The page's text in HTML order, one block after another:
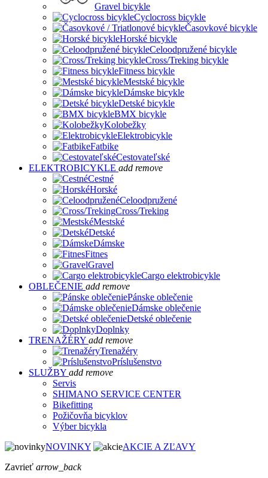
Gravel bicykle
Cyclocross bicykle
Časovkové bicykle
Horské bicykle
Celoodpružené bicykle
Cross/Treking bicykle
Fitness bicykle
Mestské bicykle
Dámske bicykle
Detské bicykle
BMX bicykle
Kolobežky
Elektrobicykle
Fatbike
Cestovateľské
ELEKTROBICYKLE add remove
Cestné
Horské
Celoodpružené
Cross/Treking
Mestské
Detské
Dámske
Fitnes
Gravel
Cargo elektrobicykle
OBLEČENIE add remove
Pánske oblečenie
Dámske oblečenie
Detské oblečenie
Doplnky
TRENAŽÉRY add remove
Trenažéry
Príslušenstvo
SLUŽBY add remove
Servis
SHIMANO SERVICE CENTER
Bikefitting
Požičovňa bicyklov
Výber bicykla
NOVINKY
AKCIE A ZĽAVY
Zavrieť arrow_back